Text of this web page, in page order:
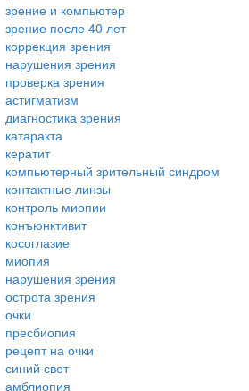
зрение и компьютер
зрение после 40 лет
коррекция зрения
нарушения зрения
проверка зрения
астигматизм
диагностика зрения
катаракта
кератит
компьютерный зрительный синдром
контактные линзы
контроль миопии
конъюнктивит
косоглазие
миопия
нарушения зрения
острота зрения
очки
пресбиопия
рецепт на очки
синий свет
амблиопия